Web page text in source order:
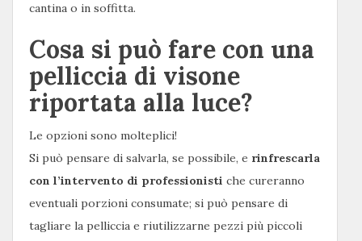
cantina o in soffitta.
Cosa si può fare con una
pelliccia di visone
riportata alla luce?
Le opzioni sono molteplici!
Si può pensare di salvarla, se possibile, e rinfrescarla
con l’intervento di professionisti che cureranno
eventuali porzioni consumate; si può pensare di
tagliare la pelliccia e riutilizzarne pezzi più piccoli